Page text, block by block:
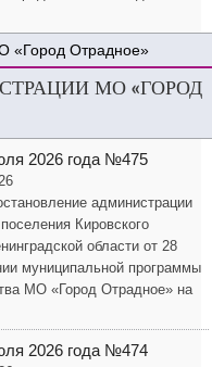
«Город Отрадное»
МО «ГОРОД
2026 года №475
администрации
Кировского
области от 28
муниципальной программы
МО «Город Отрадное» на
2026 года №474